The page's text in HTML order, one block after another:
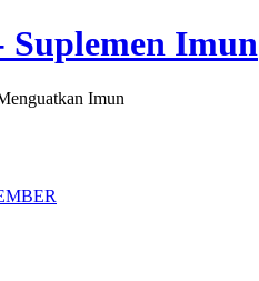
Suplemen Imun
Imun